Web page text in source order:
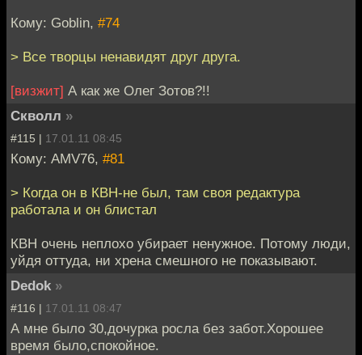
Кому: Goblin, #74
> Все творцы ненавидят друг друга.
[визжит] А как же Олег Зотов?!!
Скволл »
#115 | 17.01.11 08:45
Кому: AMV76, #81
> Когда он в КВН-не был, там своя редактура
работала и он блистал
КВН очень неплохо убирает ненужное. Потому люди,
уйдя оттуда, ни хрена смешного не показывают.
Dedok »
#116 | 17.01.11 08:47
А мне было 30,дочурка росла без забот.Хорошее
время было,спокойное.